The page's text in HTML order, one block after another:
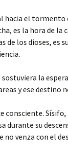
el tormento
es la hora de la
de los dioses, es
la
y ese destino
consciente.
durante su
venza con el